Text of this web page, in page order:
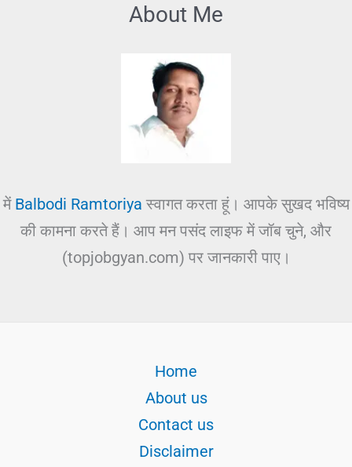
About Me
में Balbodi Ramtoriya स्वागत करता हूं। आपके सुखद भविष्य
की कामना करते हैं। आप मन पसंद लाइफ में जॉब चुने, और
(topjobgyan.com) पर जानकारी पाए।
Home
About us
Contact us
Disclaimer